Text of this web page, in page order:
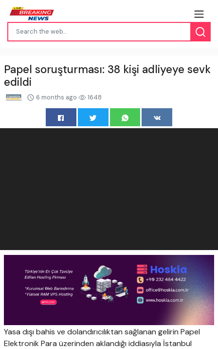
Papel soruşturması: 38 kişi adliyeye sevk
edildi
6 months ago 1648
Yasa dışı bahis ve dolandırıcılıktan sağlanan gelirin Papel
Elektronik Para üzerinden aklandığı iddiasıyla İstanbul